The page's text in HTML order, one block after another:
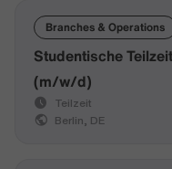
Branches & Operations
Studentische
(m/w/d)
Teilzeit
Berlin, DE